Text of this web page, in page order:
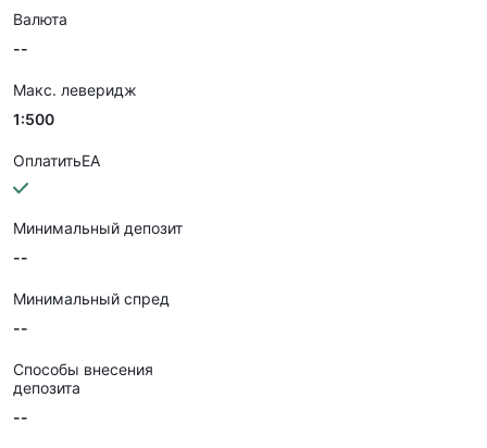
Валюта
--
Макс. леверидж
1:500
ОплатитьEA
Минимальный депозит
--
Минимальный спред
--
Способы внесения
депозита
--